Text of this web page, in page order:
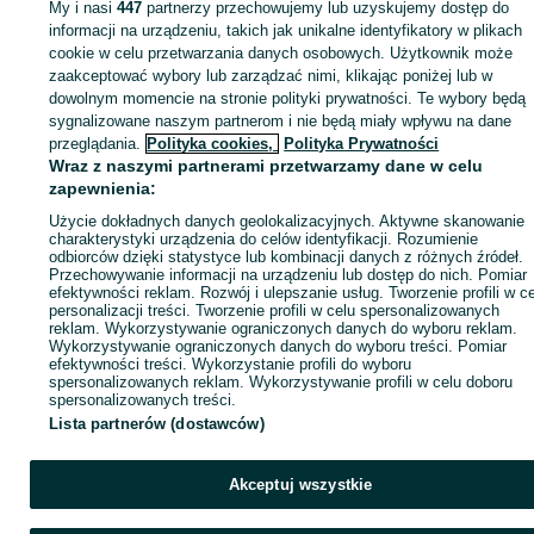
Strona główna Zwierzęta Terrarystyka Zwierzęta terrariowe Gady
Gady -
Śląskie
Gady - Rybnik
KATEGORIA
1048842741
Zadzwoń / SMS Wyślij wiadomość
My i nasi447 partnerzy przechowujemy lub uzyskujemy dostęp do
informacji na urządzeniu, takich jak unikalne identyfikatory w plikach
cookie w celu przetwarzania danych osobowych. Użytkownik może
zaakceptować wybory lub zarządzać nimi, klikając poniżej lub w
dowolnym momencie na stronie polityki prywatności. Te wybory będą
sygnalizowane naszym partnerom i nie będą miały wpływu na dane
przeglądania. Polityka cookies, Polityka Prywatności
Wraz z naszymi partnerami przetwarzamy dane w celu
zapewnienia:
Użycie dokładnych danych geolokalizacyjnych. Aktywne skanowanie
charakterystyki urządzenia do celów identyfikacji. Rozumienie
odbiorców dzięki statystyce lub kombinacji danych z różnych źródeł.
Przechowywanie informacji na urządzeniu lub dostęp do nich. Pomiar
efektywności reklam. Rozwój i ulepszanie usług. Tworzenie profili w
personalizacji treści. Tworzenie profili w celu spersonalizowanych
reklam. Wykorzystywanie ograniczonych danych do wyboru reklam.
Wykorzystywanie ograniczonych danych do wyboru treści. Pomiar
efektywności treści. Wykorzystanie profili do wyboru
spersonalizowanych reklam. Wykorzystywanie profili w celu doboru
spersonalizowanych treści.
Lista partnerów (dostawców)
Akceptuj wszystkie